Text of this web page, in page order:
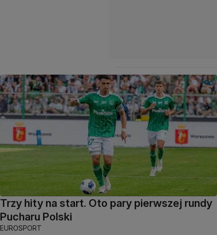
Trzy hity na start. Oto pary pierwszej rundy
Pucharu Polski
EUROSPORT